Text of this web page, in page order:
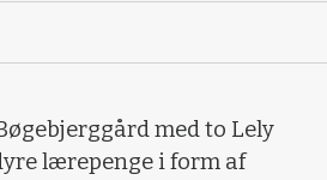
med to Lely
lærepenge i form af